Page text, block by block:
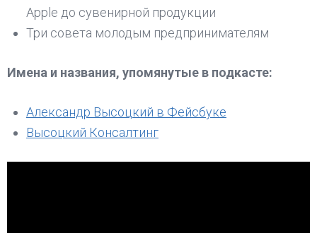
Apple до сувенирной продукции
Три совета молодым предпринимателям
Имена и названия, упомянутые в подкасте:
Александр Высоцкий в Фейсбуке
Высоцкий Консалтинг